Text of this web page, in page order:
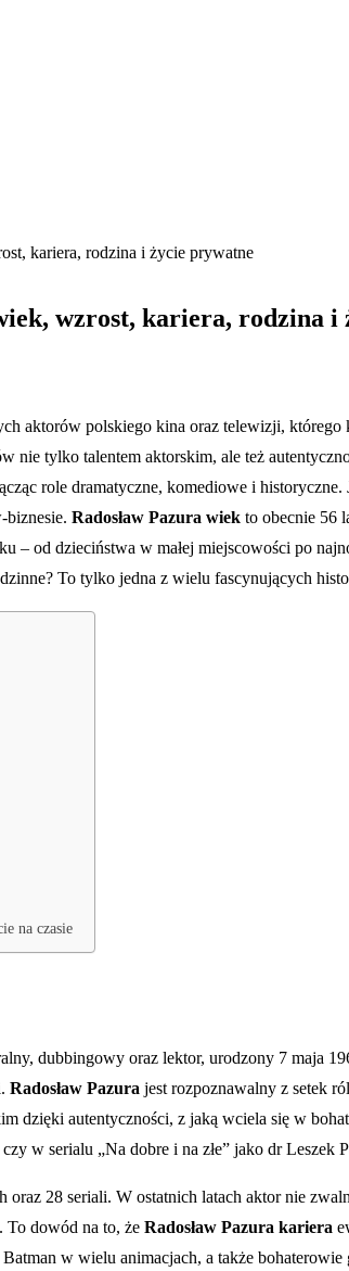
kariera, rodzina i życie prywatne
wzrost, kariera, rodzina i
aktorów polskiego kina oraz telewizji,
tylko talentem aktorskim, ale też
role dramatyczne, komediowe i
biznesie. Radosław Pazura wiek to obecnie 56
od dzieciństwa w małej miejscowości po
To tylko jedna z wielu fascynujących
na czasie
dubbingowy oraz lektor, urodzony 7 maja
Radosław Pazura jest rozpoznawalny z setek
dzięki autentyczności, z jaką wciela się w
w serialu „Na dobre i na złe” jako dr Leszek
28 seriali. W ostatnich latach aktor nie
To dowód na to, że Radosław Pazura kariera
w wielu animacjach, a także